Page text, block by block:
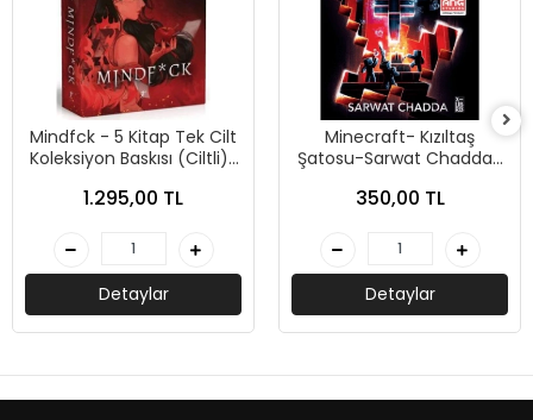
Mindfck - 5 Kitap Tek Cilt
Koleksiyon Baskısı (Ciltli)-
Yayınları
1.295,00 TL
Detaylar
Minecraft- Kızıltaş
Şatosu-Sarwat Chadda-
350,00 TL
Detaylar